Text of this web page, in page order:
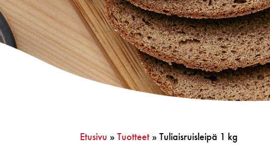
Etusivu » Tuotteet » Tuliaisruisleipä 1 kg